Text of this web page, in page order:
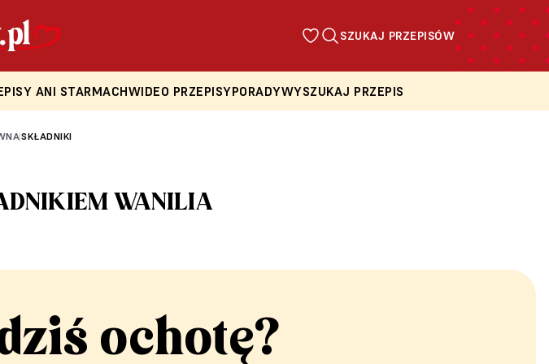
SZUKAJ PRZEPISÓW
ANI STARMACHWIDEO PRZEPISYPORADYWYSZUKAJ PRZEPIS
|SKŁADNIKI
WANILIA
ochotę?